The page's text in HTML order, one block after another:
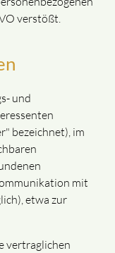
verstößt.
und
bezeichnet), im
mit
etwa zur
vertraglichen